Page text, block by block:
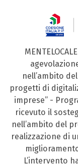
nell’ambito
progetti di
imprese” -
ricevuto il
nell’ambito del
realizzazione di
L’intervento